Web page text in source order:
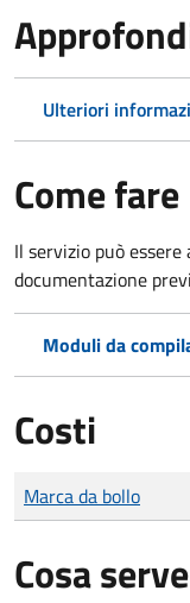
Ulteriori
Come fare
Il servizio può
documentazione
Moduli da
Costi
Tipo di pagamento
Importo
Marca da bollo
Cosa serve